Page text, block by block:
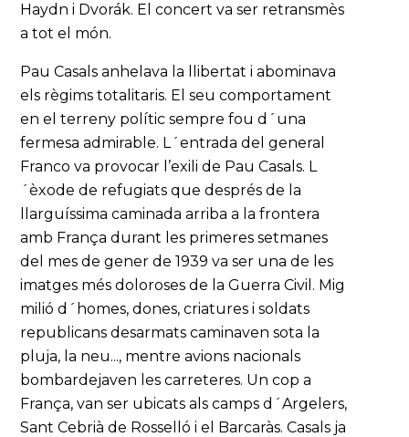
Haydn i Dvorák. El concert va ser retransmès
a tot el món.
Pau Casals anhelava la llibertat i abominava
els règims totalitaris. El seu comportament
en el terreny polític sempre fou d´una
fermesa admirable. L´entrada del general
Franco va provocar l’exili de Pau Casals. L
´èxode de refugiats que després de la
llarguíssima caminada arriba a la frontera
amb França durant les primeres setmanes
del mes de gener de 1939 va ser una de les
imatges més doloroses de la Guerra Civil. Mig
milió d´homes, dones, criatures i soldats
republicans desarmats caminaven sota la
pluja, la neu..., mentre avions nacionals
bombardejaven les carreteres. Un cop a
França, van ser ubicats als camps d´Argelers,
Sant Cebrià de Rosselló i el Barcaràs. Casals ja